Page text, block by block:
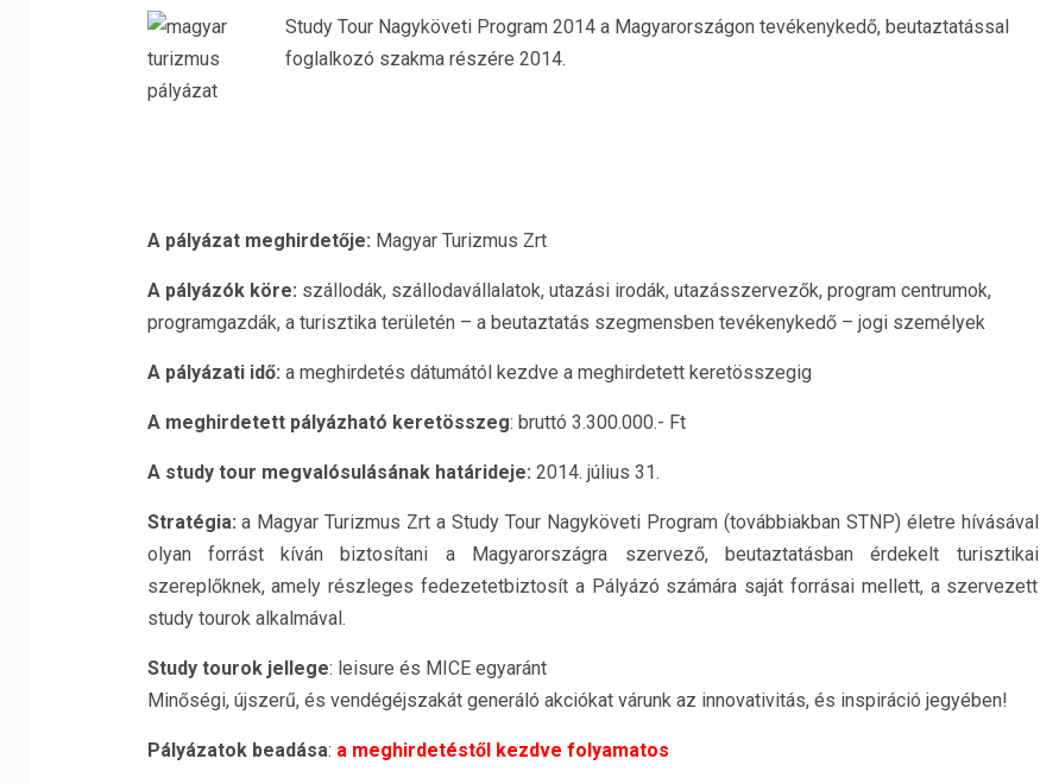
Study Tour Nagyköveti Program 2014 a Magyarországon tevékenykedő, beutaztatással
foglalkozó szakma részére 2014.
A pályázat meghirdetője: Magyar Turizmus Zrt
A pályázók köre: szállodák, szállodavállalatok, utazási irodák, utazásszervezők, program centrumok,
programgazdák, a turisztika területén – a beutaztatás szegmensben tevékenykedő – jogi személyek
A pályázati idő: a meghirdetés dátumától kezdve a meghirdetett keretösszegig
A meghirdetett pályázható keretösszeg: bruttó 3.300.000.- Ft
A study tour megvalósulásának határideje: 2014. július 31.
Stratégia: a Magyar Turizmus Zrt a Study Tour Nagyköveti Program (továbbiakban STNP) életre hívásával
olyan forrást kíván biztosítani a Magyarországra szervező, beutaztatásban érdekelt turisztikai
szereplőknek, amely részleges fedezetetbiztosít a Pályázó számára saját forrásai mellett, a szervezett
study tourok alkalmával.
Study tourok jellege: leisure és MICE egyaránt
Minőségi, újszerű, és vendégéjszakát generáló akciókat várunk az innovativitás, és inspiráció jegyében!
Pályázatok beadása: a meghirdetéstől kezdve folyamatos